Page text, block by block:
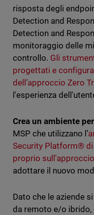
risposta degli
Detection and
Detection and
monitoraggio delle
controllo. Gli
progettati e
dell’approccio Zero
l'esperienza
Crea un ambiente
MSP che utilizzano l’
Security Platform®
proprio
adottare il nuovo
Dato che le aziende
da remoto e/o ibrido,